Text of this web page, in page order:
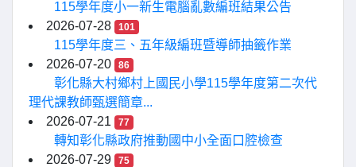
115學年度小一新生電腦亂數編班結果公告
2026-07-28
101
115學年度三、五年級編班暨導師抽籤作業
2026-07-20
86
彰化縣大村鄉村上國民小學115學年度第二次代
理代課教師甄選簡章...
2026-07-21
77
轉知彰化縣政府推動國中小全面口腔檢查
2026-07-29
75